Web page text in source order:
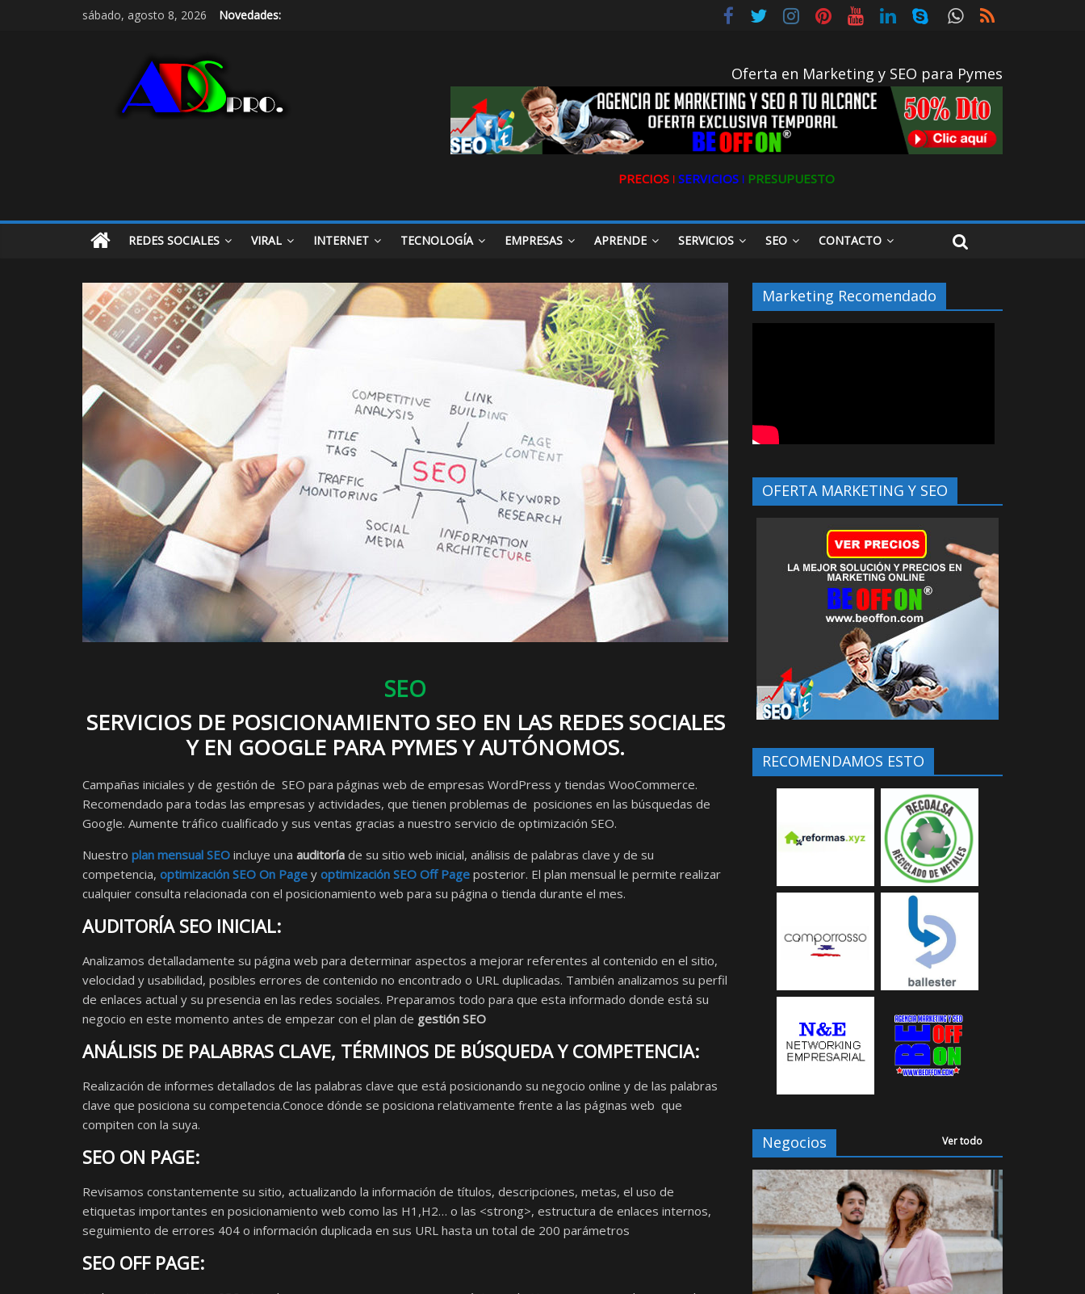
sábado, agosto 8, 2026 Novedades:
Oferta en Marketing y SEO para Pymes
PRECIOS ǀ SERVICIOS ǀ PRESUPUESTO
REDES SOCIALES VIRAL INTERNET TECNOLOGÍA EMPRESAS APRENDE SERVICIOS SEO CONTACTO
SEO
SERVICIOS DE POSICIONAMIENTO SEO EN LAS REDES SOCIALES
Y EN GOOGLE PARA PYMES Y AUTÓNOMOS.
Campañas iniciales y de gestión de SEO para páginas web de empresas WordPress y tiendas WooCommerce.
Recomendado para todas las empresas y actividades, que tienen problemas de posiciones en las búsquedas de
Google. Aumente tráfico cualificado y sus ventas gracias a nuestro servicio de optimización SEO.
Nuestro plan mensual SEO incluye una auditoría de su sitio web inicial, análisis de palabras clave y de su
competencia, optimización SEO On Page y optimización SEO Off Page posterior. El plan mensual le permite realizar
cualquier consulta relacionada con el posicionamiento web para su página o tienda durante el mes.
AUDITORÍA SEO INICIAL:
Analizamos detalladamente su página web para determinar aspectos a mejorar referentes al contenido en el sitio,
velocidad y usabilidad, posibles errores de contenido no encontrado o URL duplicadas. También analizamos su perfil
de enlaces actual y su presencia en las redes sociales. Preparamos todo para que esta informado donde está su
negocio en este momento antes de empezar con el plan de gestión SEO
ANÁLISIS DE PALABRAS CLAVE, TÉRMINOS DE BÚSQUEDA Y COMPETENCIA:
Realización de informes detallados de las palabras clave que está posicionando su negocio online y de las palabras
clave que posiciona su competencia.Conoce dónde se posiciona relativamente frente a las páginas web que
compiten con la suya.
SEO ON PAGE:
Revisamos constantemente su sitio, actualizando la información de títulos, descripciones, metas, el uso de
etiquetas importantes en posicionamiento web como las H1,H2… o las <strong>, estructura de enlaces internos,
seguimiento de errores 404 o información duplicada en sus URL hasta un total de 200 parámetros
SEO OFF PAGE:
Marketing Recomendado
OFERTA MARKETING Y SEO
RECOMENDAMOS ESTO
Negocios Ver todo